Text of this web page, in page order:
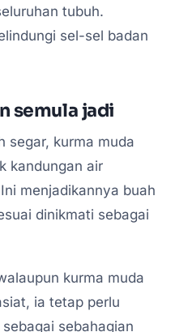
tubuh.
sel-sel badan
semula jadi
segar, kurma muda
kandungan air
menjadikannya buah
dinikmati sebagai
kurma muda
ia tetap perlu
sebahagian